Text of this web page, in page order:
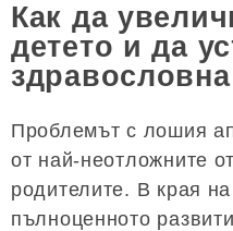
Как да
детето и да
Проблемът с лошия
от най-неотложните
родителите. В края
пълноценното